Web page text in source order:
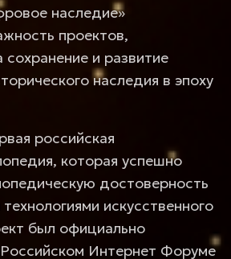
наследие»
проектов,
сохранение и развитие
наследия в эпоху
российская
которая успешно
достоверность
искусственного
был официально
Интернет Форуме